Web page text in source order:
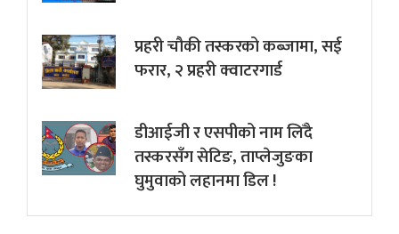
प्रहरी चौकी तस्करको कब्जामा, सई
फरार, २ प्रहरी क्वाटरगार्ड
डीआईजी र एसपीको नाम लिँदै
तस्करसँग सेटिङ, ताप्लेजुङका
घुमुवाको लहानमा डिल !